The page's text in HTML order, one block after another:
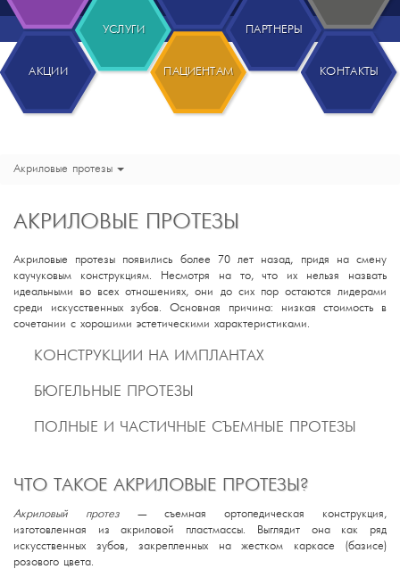
АКЦИИ
УСЛУГИ
ПАЦИЕНТАМ
ПАРТНЕРЫ
КОНТАКТЫ
Акриловые протезы
АКРИЛОВЫЕ ПРОТЕЗЫ
Акриловые протезы появились более 70 лет назад, придя на смену
каучуковым конструкциям. Несмотря на то, что их нельзя назвать
идеальными во всех отношениях, они до сих пор остаются лидерами
среди искусственных зубов. Основная причина: низкая стоимость в
сочетании с хорошими эстетическими характеристиками.
КОНСТРУКЦИИ НА ИМПЛАНТАХ
БЮГЕЛЬНЫЕ ПРОТЕЗЫ
ПОЛНЫЕ И ЧАСТИЧНЫЕ СЪЕМНЫЕ ПРОТЕЗЫ
ЧТО ТАКОЕ АКРИЛОВЫЕ ПРОТЕЗЫ?
Акриловый протез— съемная ортопедическая конструкция,
изготовленная из акриловой пластмассы. Выглядит она как ряд
искусственных зубов, закрепленных на жестком каркасе (базисе)
розового цвета.